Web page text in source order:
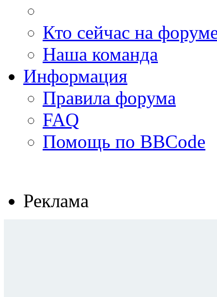
Кто сейчас на
Наша команда
Информация
Правила форума
FAQ
Помощь по BBCode
Реклама